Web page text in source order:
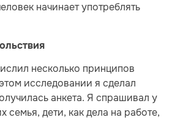
начинает употреблять
несколько принципов
исследовании я сделал
анкета. Я спрашивал у
семья, дети, как дела на работе,